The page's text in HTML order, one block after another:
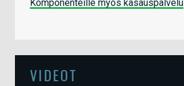
Komponenteille myös kasauspalvelu
VIDEOT